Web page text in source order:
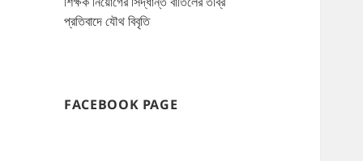
প্রতিবাদে যৌথ বিবৃতি
FACEBOOK PAGE